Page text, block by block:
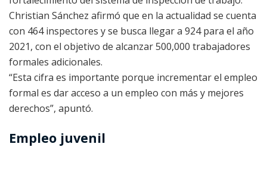
Christian Sánchez afirmó que en la actualidad se cuenta
con 464 inspectores y se busca llegar a 924 para el año
2021, con el objetivo de alcanzar 500,000 trabajadores
formales adicionales.
“Esta cifra es importante porque incrementar el empleo
formal es dar acceso a un empleo con más y mejores
derechos”, apuntó.
Empleo juvenil